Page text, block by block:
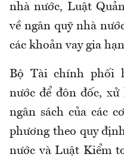
nhà nước, Luật
về ngân quỹ nhà
các khoản vay gia
Bộ Tài chính phối
nước để đôn đốc,
ngân sách của các
phương theo quy
nước và Luật Kiểm